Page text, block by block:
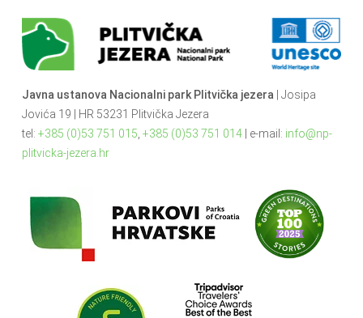
Javna ustanova Nacionalni park Plitvička jezera | Josipa
Jovića 19 | HR 53231 Plitvička Jezera
tel: +385 (0)53 751 015 +385 (0)53 751 014| e-mail: info@np-
plitvicka-jezera.hr